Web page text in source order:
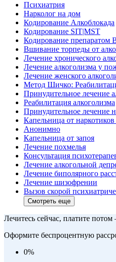
Психиатрия
Нарколог на дом
Кодирование Алкоблокада
Кодирование SIT|MST
Кодирование препаратом
Вшивание торпеды от
Лечение хронического
Лечение алкоголизма у
Лечение женского
Метод Шичко:
Принудительное лечение
Реабилитация алкоголизма
Принудительное лечение
Капельница от
Анонимно
Капельница от запоя
Лечение похмелья
Консультация
Лечение алкогольной
Лечение биполярного
Лечение шизофрении
Вызов скорой
Смотреть еще
Лечитесь сейчас, платите
Оформите беспроцентную
0%